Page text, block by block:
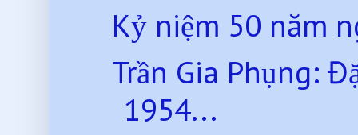
Kỷ niệm 50 năm
Trần Gia Phụng:
1954...